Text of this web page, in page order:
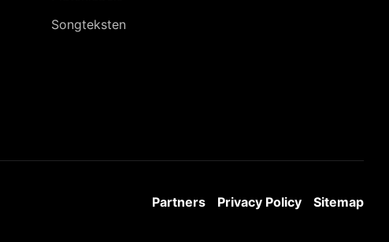
Songteksten
Partners
Privacy Policy Sitemap